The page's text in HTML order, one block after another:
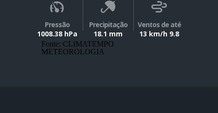
Pressão
1008.38 hPa
Precipitação
18.1 mm
Ventos de até
13 km/h 9.8
Fonte: CLIMATEMPO
METEOROLOGIA